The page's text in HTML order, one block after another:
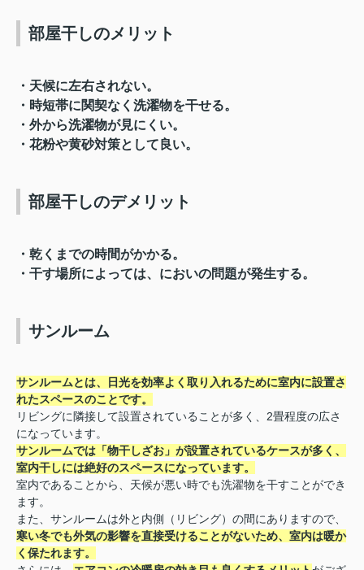
部屋干しのメリット
・天候に左右されない。
・時短帯に関契なく洗濯物を干せる。
・外から洗濯物が見にくい。
・花粉や黄砂対策として良い。
部屋干しのデメリット
・乾くまでの時間がかかる。
・干す場所によっては、においの問題が発生する。
サンルーム
サンルームとは、日光を効率よく取り入れるために室内に設置さ
れたスペースのことです。
リビングに隣接して設置されていることが多く、2畳程度の広さ
になっています。
サンルームでは「物干しざお」が設置されているケースが多く、
室内干しには絶好のスペースになっています。
室内であることから、天候が悪い時でも洗濯物を干すことができ
ます。
また、サンルームは外と内側（リビング）の間にありますので、
寒い冬でも外気の影響を直接受けることがないため、室内は暖か
く保たれます。